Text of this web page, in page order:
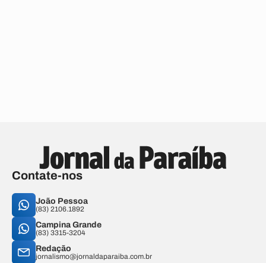
Contate-nos
João Pessoa
(83) 2106.1892
Campina Grande
(83) 3315-3204
Redação
jornalismo@jornaldaparaiba.com.br